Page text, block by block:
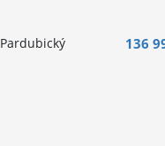
Pardubický 136